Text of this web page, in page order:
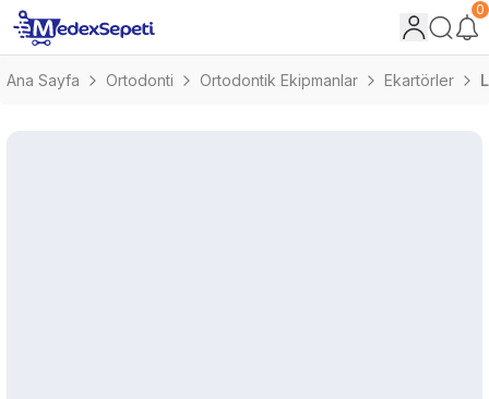
0
Ana Sayfa Ortodonti Ortodontik Ekipmanlar Ekartörler